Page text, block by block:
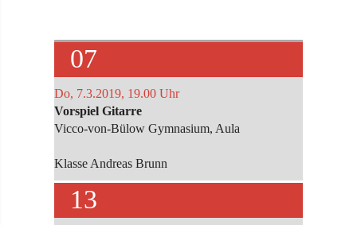
07
Do, 7.3.2019, 19.00 Uhr
Vorspiel Gitarre
Vicco-von-Bülow Gymnasium, Aula
Klasse Andreas Brunn
13